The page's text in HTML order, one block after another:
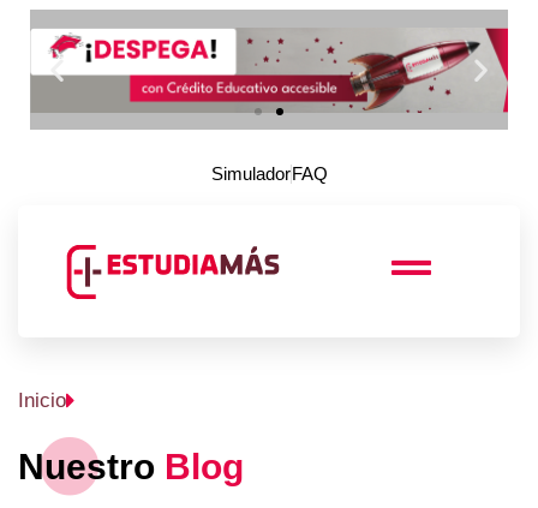
SimuladorFAQ
Inicio
Nuestro Blog